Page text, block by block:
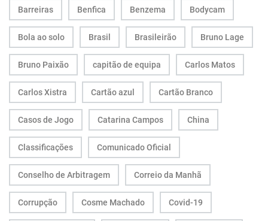
Barreiras Benfica Benzema Bodycam
Bola ao solo Brasil Brasileirão Bruno Lage
Bruno Paixão capitão de equipa Carlos Matos
Carlos Xistra Cartão azul Cartão Branco
Casos de Jogo Catarina Campos China
Classificações Comunicado Oficial
Conselho de Arbitragem Correio da Manhã
Corrupção Cosme Machado Covid-19